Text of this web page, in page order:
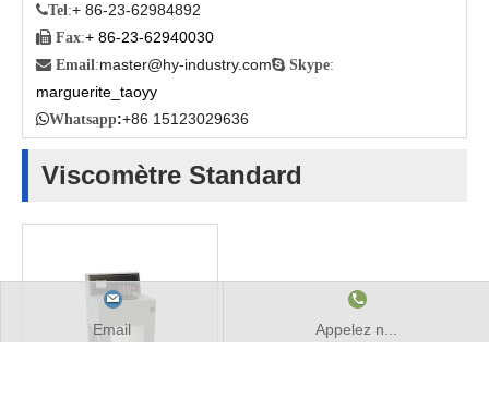
Tel :+ 86-23-62984892
 Fax:+ 86-23-62940030
 Email :master@hy-industry.com Skype:
marguerite_taoyy
Whatsapp:+86 15123029636
Viscomètre Standard
Email Appelez n...